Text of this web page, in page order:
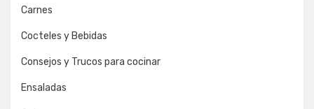
Carnes
Cocteles y Bebidas
Consejos y Trucos para cocinar
Ensaladas